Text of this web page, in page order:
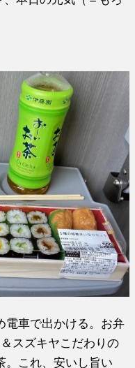
電車で出かける。お弁
スズキヤこだわりの
。これ、安いし旨い